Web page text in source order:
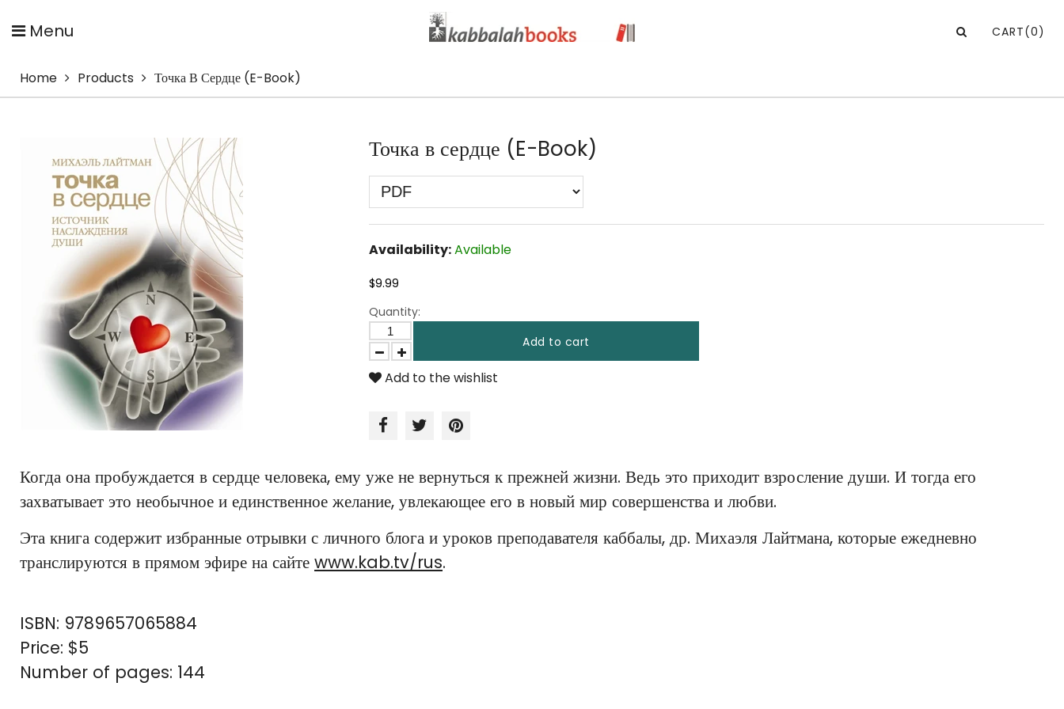
Menu CART(0)
Home Products Точка В Сердце (E-Book)
Точка в сердце (E-Book)
Availability:Available
$9.99
Quantity:
Add to cart
Add to the wishlist
Когда она пробуждается в сердце человека, ему уже не вернуться к прежней жизни. Ведь это приходит взросление души. И тогда его
захватывает это необычное и единственное желание, увлекающее его в новый мир совершенства и любви.
Эта книга содержит избранные отрывки с личного блога и уроков преподавателя каббалы, др. Михаэля Лайтмана, которые ежедневно
транслируются в прямом эфире на сайте www.kab.tv/rus.
ISBN: 9789657065884
Price: $5
Number of pages: 144